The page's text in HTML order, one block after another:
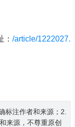
/article/1222027.
标注作者和来源；2.
来源，不尊重原创